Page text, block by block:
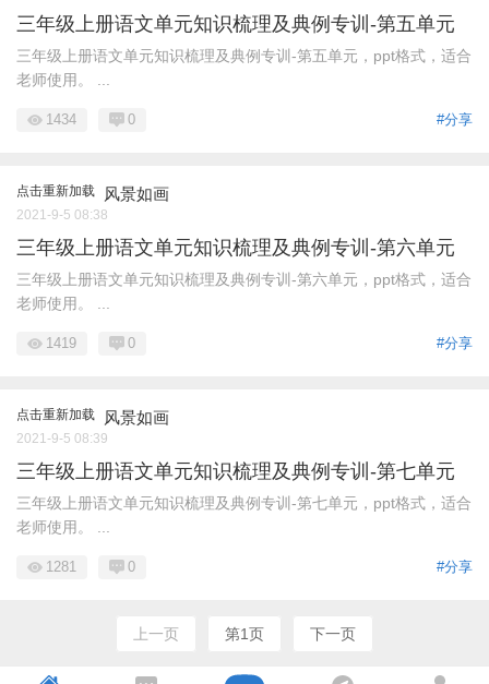
三年级上册语文单元知识梳理及典例专训-第五单元
三年级上册语文单元知识梳理及典例专训-第五单元，ppt格式，适合
老师使用。 ...
#分享
1434 0
点击重新加载 风景如画
2021-9-5 08:38
三年级上册语文单元知识梳理及典例专训-第六单元
三年级上册语文单元知识梳理及典例专训-第六单元，ppt格式，适合
老师使用。 ...
#分享
1419 0
点击重新加载 风景如画
2021-9-5 08:39
三年级上册语文单元知识梳理及典例专训-第七单元
三年级上册语文单元知识梳理及典例专训-第七单元，ppt格式，适合
老师使用。 ...
#分享
1281 0
上一页 第1页 下一页